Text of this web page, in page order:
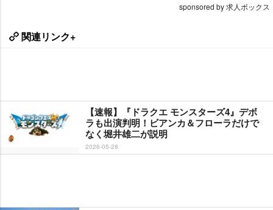
sponsored by 求人ボックス
関連リンク+
【速報】『ドラクエ モンスターズ4』デボ
ラも出演判明！ビアンカ＆フローラだけで
なく堀井雄二が説明
2026-05-28